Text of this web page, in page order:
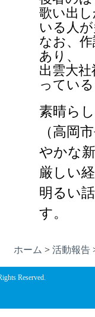
歌い出
いる人
なお、
あり、
出雲大
ってい
素晴ら
（高岡
やかな
厳しい
明るい
す。
ホーム >活動報告
Reserved.